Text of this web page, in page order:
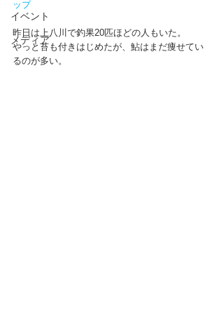
イベント
メディア
ップ
昨日は上八川で釣果20匹ほどの人もいた。
やっと苔も付きはじめたが、鮎はまだ痩せてい
るのが多い。